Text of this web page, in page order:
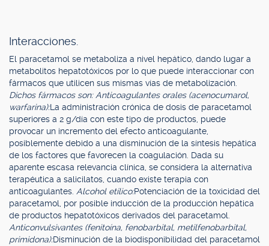
Interacciones.
El paracetamol se metaboliza a nivel hepático, dando lugar a
metabolitos hepatotóxicos por lo que puede interaccionar con
fármacos que utilicen sus mismas vías de metabolización.
Dichos fármacos son: Anticoagulantes orales (acenocumarol,
warfarina):La administración crónica de dosis de paracetamol
superiores a 2 g/día con este tipo de productos, puede
provocar un incremento del efecto anticoagulante,
posiblemente debido a una disminución de la síntesis hepática
de los factores que favorecen la coagulación. Dada su
aparente escasa relevancia clínica, se considera la alternativa
terapéutica a salicilatos, cuando existe terapia con
anticoagulantes. Alcohol etílico:Potenciación de la toxicidad del
paracetamol, por posible inducción de la producción hepática
de productos hepatotóxicos derivados del paracetamol.
Anticonvulsivantes (fenitoína, fenobarbital, metilfenobarbital,
primidona):Disminución de la biodisponibilidad del paracetamol